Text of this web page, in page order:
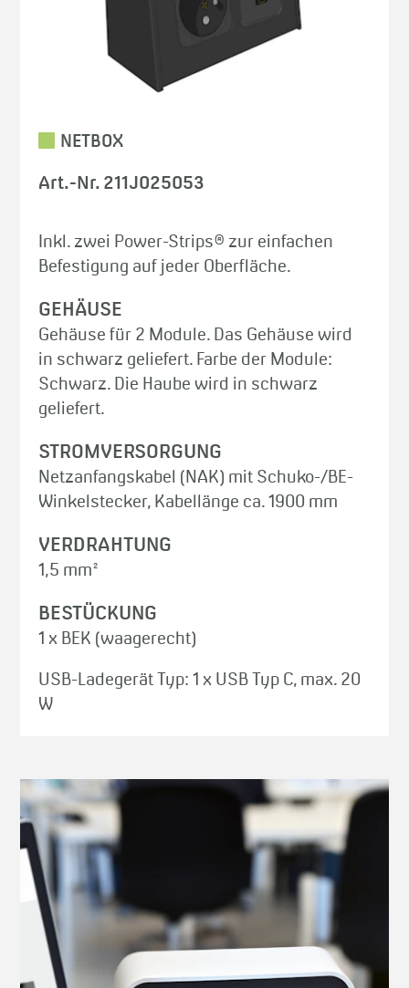
NETBOX
Art.-Nr. 211J025053
Inkl. zwei Power-Strips® zur einfachen
Befestigung auf jeder Oberfläche.
GEHÄUSE
Gehäuse für 2 Module. Das Gehäuse wird
in schwarz geliefert. Farbe der Module:
Schwarz. Die Haube wird in schwarz
geliefert.
STROMVERSORGUNG
Netzanfangskabel (NAK) mit Schuko-/BE-
Winkelstecker, Kabellänge ca. 1900 mm
VERDRAHTUNG
1,5 mm²
BESTÜCKUNG
1 x BEK (waagerecht)
USB-Ladegerät Typ: 1 x USB Typ C, max. 20
W